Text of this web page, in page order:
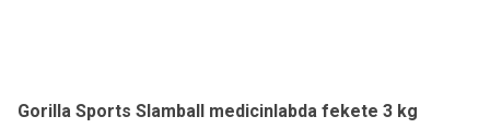
Gorilla Sports Slamball medicinlabda fekete 3 kg